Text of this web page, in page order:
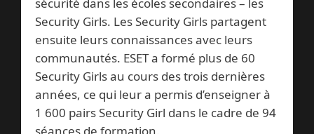
sécurité dans les écoles secondaires – les
Security Girls. Les Security Girls partagent
ensuite leurs connaissances avec leurs
communautés. ESET a formé plus de 60
Security Girls au cours des trois dernières
années, ce qui leur a permis d’enseigner à
1 600 pairs Security Girl dans le cadre de 94